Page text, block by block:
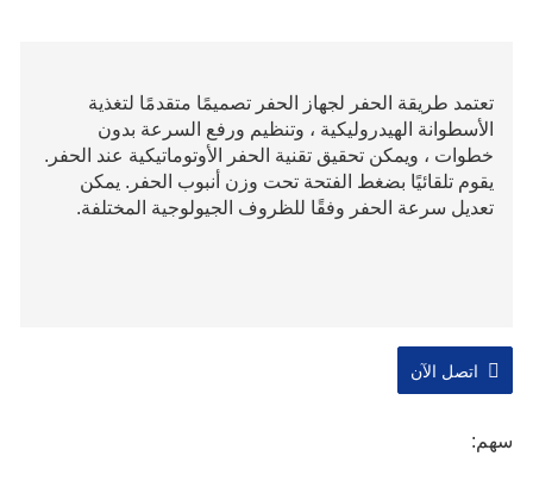
تعتمد طريقة الحفر لجهاز الحفر تصميمًا متقدمًا لتغذية
الأسطوانة الهيدروليكية ، وتنظيم ورفع السرعة بدون
خطوات ، ويمكن تحقيق تقنية الحفر الأوتوماتيكية عند الحفر.
يقوم تلقائيًا بضغط الفتحة تحت وزن أنبوب الحفر. يمكن
تعديل سرعة الحفر وفقًا للظروف الجيولوجية المختلفة.
اتصل الآن
سهم: